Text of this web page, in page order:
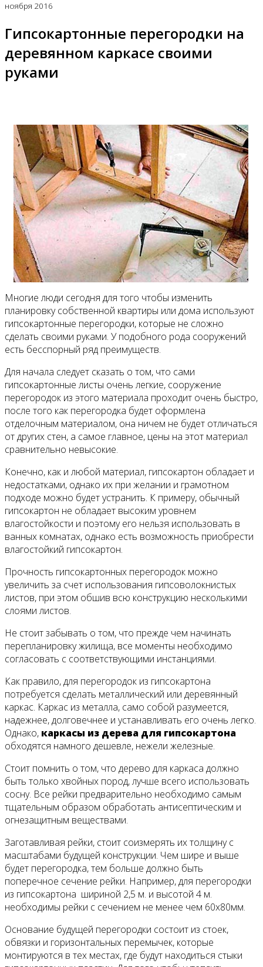
ноября 2016
Гипсокартонные перегородки на
деревянном каркасе своими
руками
Многие люди сегодня для того чтобы изменить
планировку собственной квартиры или дома используют
гипсокартонные перегородки, которые не сложно
сделать своими руками. У подобного рода сооружений
есть бесспорный ряд преимуществ.
Для начала следует сказать о том, что сами
гипсокартонные листы очень легкие, сооружение
перегородок из этого материала проходит очень быстро,
после того как перегородка будет оформлена
отделочным материалом, она ничем не будет отличаться
от других стен, а самое главное, цены на этот материал
сравнительно невысокие.
Конечно, как и любой материал, гипсокартон обладает и
недостатками, однако их при желании и грамотном
подходе можно будет устранить. К примеру, обычный
гипсокартон не обладает высоким уровнем
влагостойкости и поэтому его нельзя использовать в
ванных комнатах, однако есть возможность приобрести
влагостойкий гипсокартон.
Прочность гипсокартонных перегородок можно
увеличить за счет использования гипсоволокнистых
листов, при этом обшив всю конструкцию несколькими
слоями листов.
Не стоит забывать о том, что прежде чем начинать
перепланировку жилища, все моменты необходимо
согласовать с соответствующими инстанциями.
Как правило, для перегородок из гипсокартона
потребуется сделать металлический или деревянный
каркас. Каркас из металла, само собой разумеется,
надежнее, долговечнее и устанавливать его очень легко.
Однако, каркасы из дерева для гипсокартона
обходятся намного дешевле, нежели железные.
Стоит помнить о том, что дерево для каркаса должно
быть только хвойных пород, лучше всего использовать
сосну. Все рейки предварительно необходимо самым
тщательным образом обработать антисептическим и
огнезащитным веществами.
Заготавливая рейки, стоит соизмерять их толщину с
масштабами будущей конструкции. Чем шире и выше
будет перегородка, тем больше должно быть
поперечное сечение рейки. Например, для перегородки
из гипсокартона шириной 2,5 м. и высотой 4 м.
необходимы рейки с сечением не менее чем 60х80мм.
Основание будущей перегородки состоит из стоек,
обвязки и горизонтальных перемычек, которые
монтируются в тех местах, где будут находиться стыки